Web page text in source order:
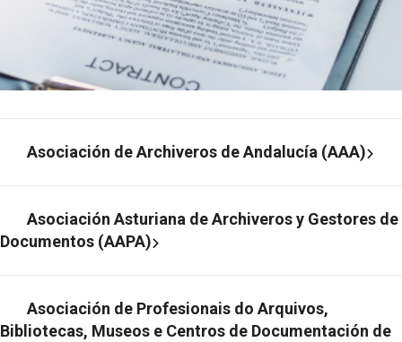
Asociación de Archiveros de Andalucía (AAA)
Asociación Asturiana de Archiveros y Gestores de
Documentos (AAPA)
Asociación de Profesionais do Arquivos,
Bibliotecas, Museos e Centros de Documentación de